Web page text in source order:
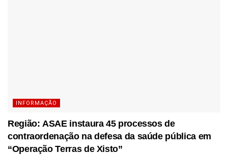
INFORMAÇÃO
Região: ASAE instaura 45 processos de
contraordenação na defesa da saúde pública em
“Operação Terras de Xisto”